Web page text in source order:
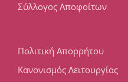
Σύλλογος Αποφοίτων
Πολιτική Απορρήτου
Κανονισμός Λειτουργίας